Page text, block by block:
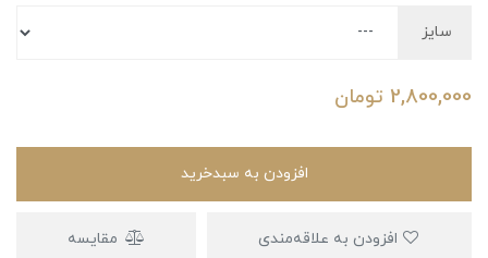
سایز
2,800,000 تومان
افزودن به سبدخرید
مقایسه